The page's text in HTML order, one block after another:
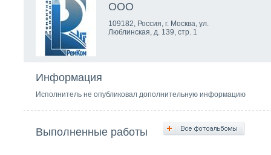
ООО
109182, Россия, г. Москва, ул.
Люблинская, д. 139, стр. 1
Информация
Исполнитель не опубликовал дополнительную информацию
Выполненные работы